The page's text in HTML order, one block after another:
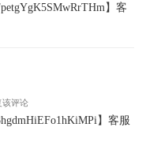
】客
该评论
】客服